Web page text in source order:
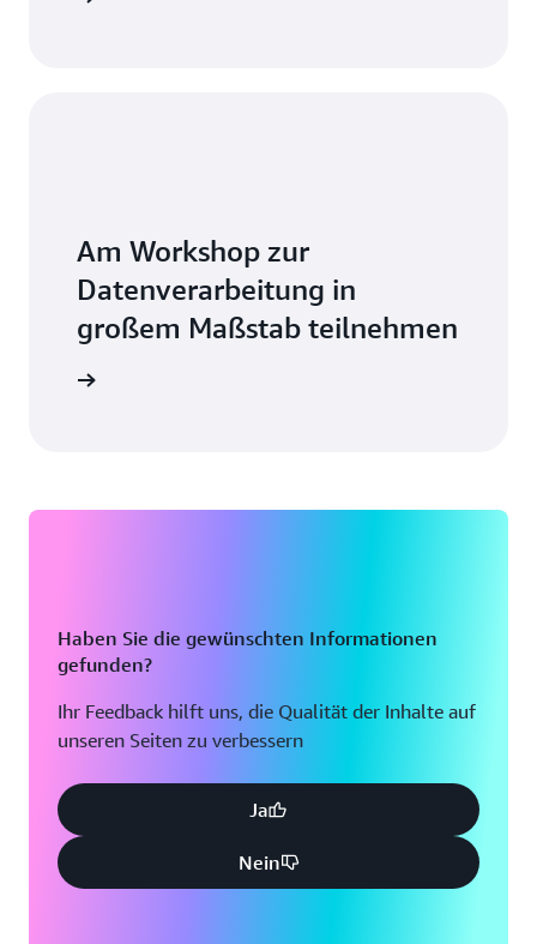
Am Workshop zur
Datenverarbeitung in
großem Maßstab teilnehmen
Haben Sie die gewünschten Informationen
gefunden?
Ihr Feedback hilft uns, die Qualität der Inhalte auf
unseren Seiten zu verbessern
Ja
Nein